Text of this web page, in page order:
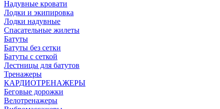
Надувные кровати
Лодки и экипировка
Лодки надувные
Спасательные жилеты
Батуты
Батуты без сетки
Батуты с сеткой
Лестницы для батутов
Тренажеры
КАРДИОТРЕНАЖЕРЫ
Беговые дорожки
Велотренажеры